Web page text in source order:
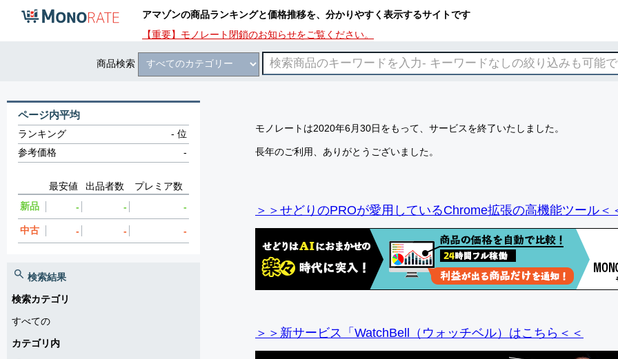
アマゾンの商品ランキングと価格推移を、分かりやすく表示するサイトです
【重要】モノレート閉鎖のお知らせをご覧ください。
商品検索
モノレートは2020年6月30日をもって、サービスを終了いたしました。
長年のご利用、ありがとうございました。
＞＞せどりのPROが愛用しているChrome拡張の高機能ツール＜
＞＞新サービス「WatchBell（ウォッチベル）はこちら＜＜
ページ内平均
ランキング -位
参考価格
-
最安値 出品者数
プレミア数
新品
- - -
中古 - - -
検索結果
検索カテゴリ
すべての
カテゴリ内